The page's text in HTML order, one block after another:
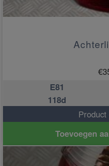
€
E81
118d
Toevoegen